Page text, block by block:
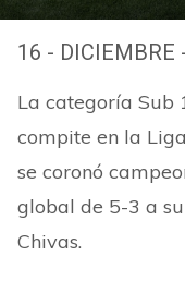
16 - DICIEMBRE
La categoría Sub
compite en la
se coronó
global de 5-3 a
Chivas.